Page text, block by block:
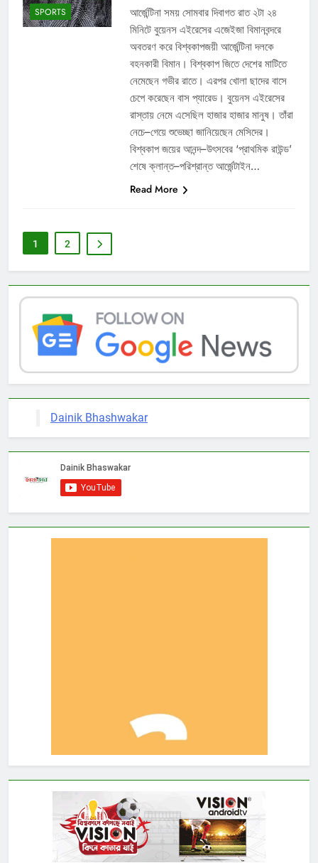
SPORTS
আর্জেন্টিনা সময় সোমবার দিবাগত রাত ২টা ২৪
মিনিটে বুয়েনস এইরেসের এজেইজা বিমানবন্দরে
অবতরণ করে বিশ্বকাপজয়ী আর্জেন্টিনা দলকে
বহনকারী বিমান। বিশ্বকাপ জিতে দেশের মাটিতে
নেমেছেন গভীর রাতে। এরপর খোলা ছাদের বাসে
চেপে করেছেন বাস প্যারেড। বুয়েনস এইরেসের
রাস্তায় নেমে এসেছিল হাজার হাজার মানুষ। তাঁরা
নেচে–গেয়ে শুভেচ্ছা জানিয়েছেন মেসিদের।
বিশ্বকাপ জয়ের আনন্দ–উৎসবের ‘প্রাথমিক রাউন্ড’
শেষে ক্লান্ত–পরিশ্রান্ত আর্জেন্টাইন…
Read More
1 2
Dainik Bhashwakar